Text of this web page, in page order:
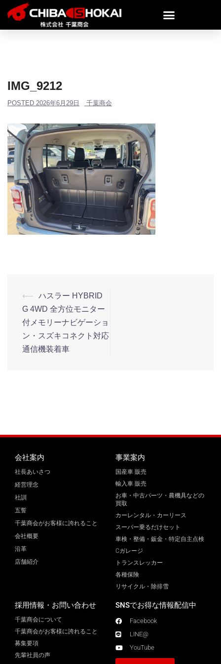
IMG_9212
POSTED 2026年6月29日 千葉商会
⟵
ハスラー HYBRID
G 4WD 全方位モニター
付メモリーナビゲーショ
ン・スズキコネクト対応
通信機装着車
会社案内
社長あいさつ
経営理念
社訓
五誓
千葉商会がお客様に誇れること
会社概要
沿革
店舗紹介
事業案内
国産車 販売
輸入車 販売
お車・中古パーツ・農機具などの
買取
カーレンタル・カーリース
スーパー乗るだけセット
車検・整備・鈑金・特定自主点検
Cガレージ
トランスレッカー
各種保険
リサイクル・除排雪
採用情報・お問い合わせ
千葉商会について
千葉商会がお客様に誇れること​
募集要項
先輩社員の声
SNSでお得な情報配信中
Facebook
LINE@
YouTube